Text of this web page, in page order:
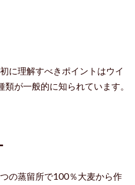
に理解すべきポイントはウイ
が一般的に知られています。
の蒸留所で100％大麦から作